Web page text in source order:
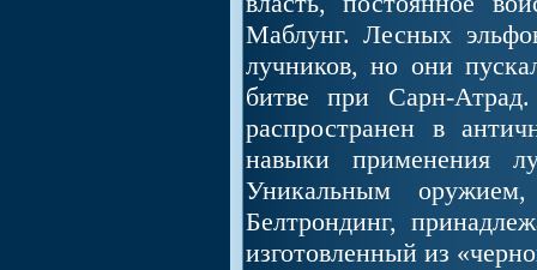
Маблунг. Лесных
лучников, но они
битве при Сарн-
распространен в
навыки применения
Уникальным
Белтрондинг,
изготовленный из